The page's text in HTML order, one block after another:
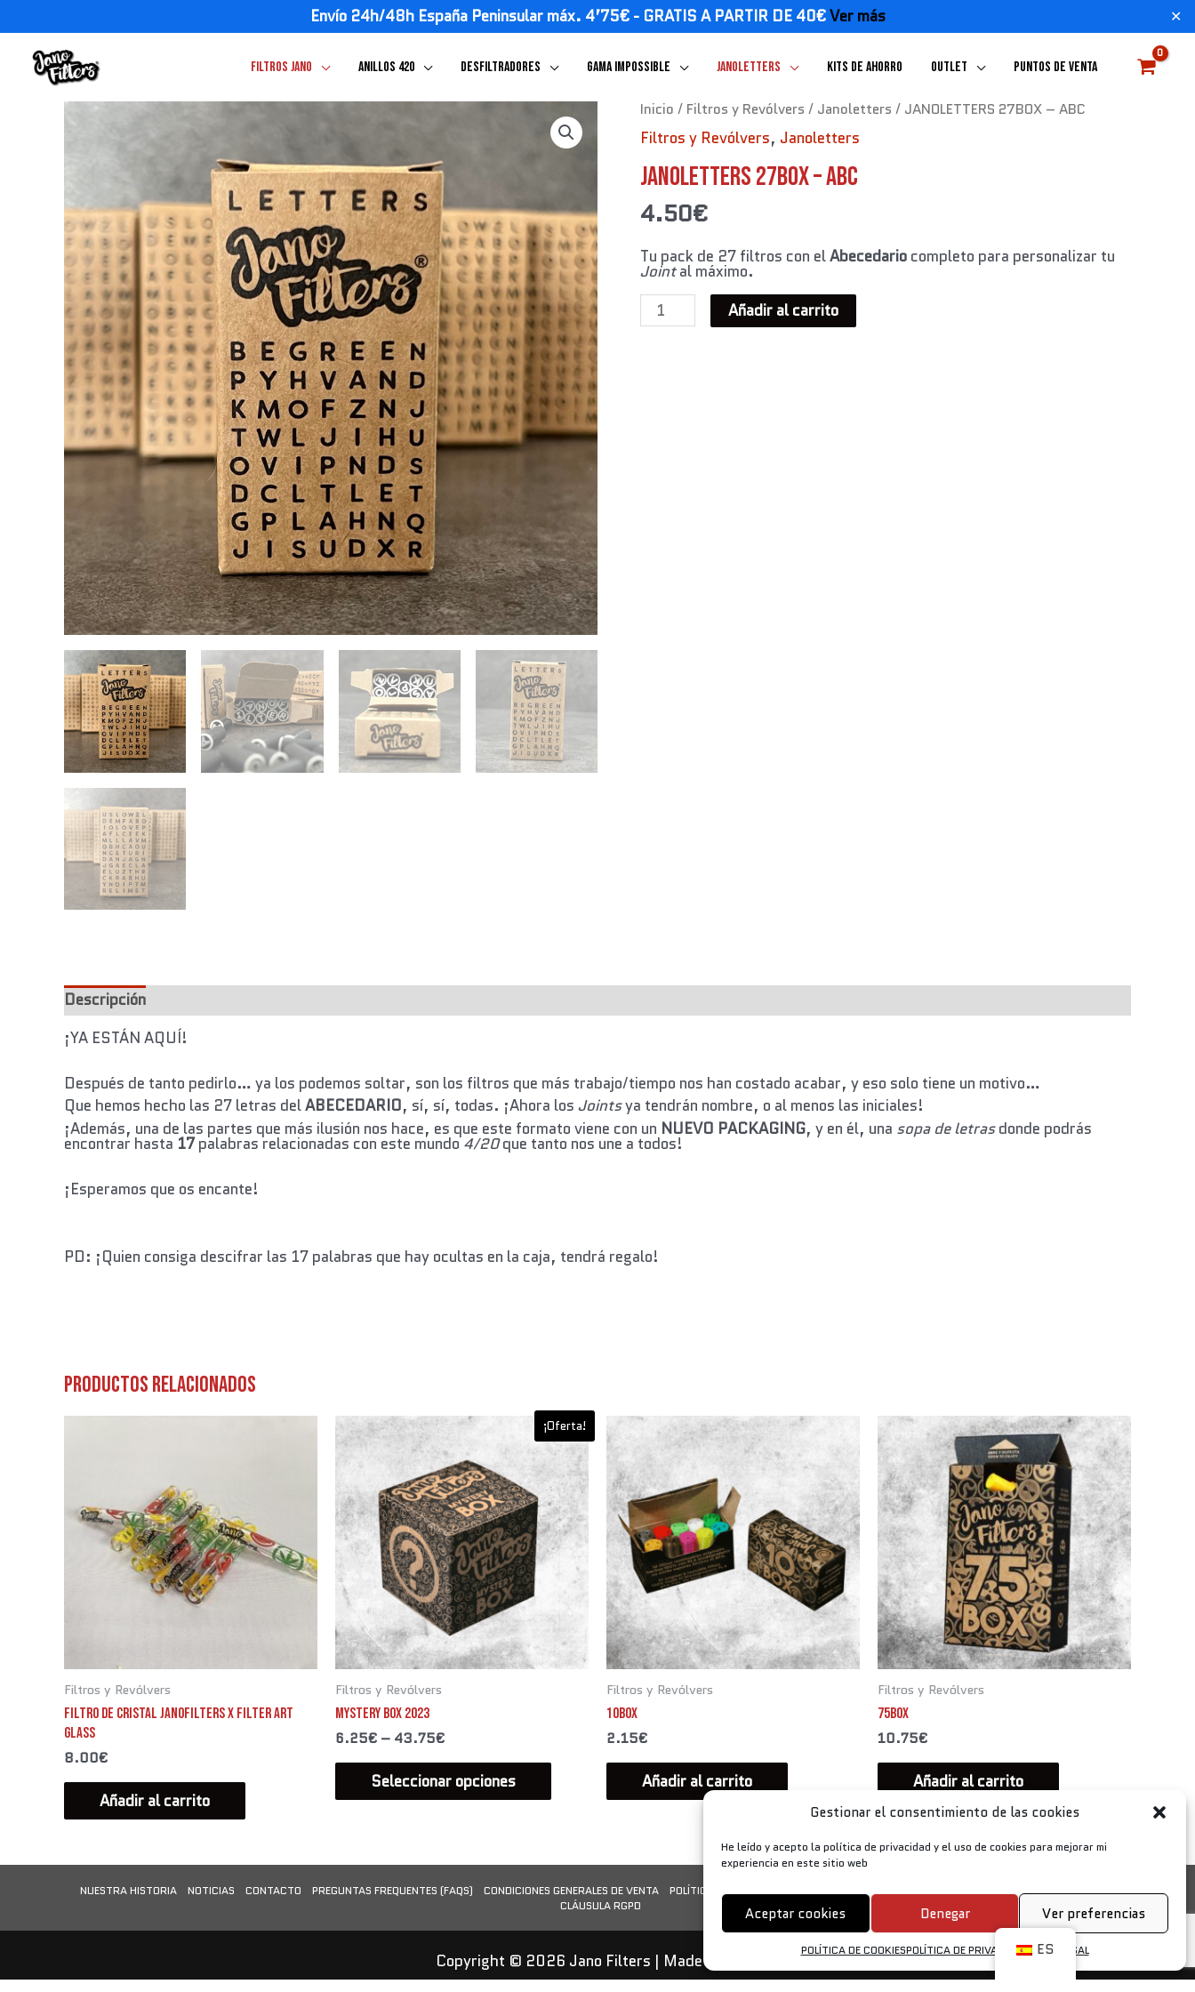
Envío 24h/48h España Peninsular máx. 4’75€ - GRATIS A PARTIR DE 40€Ver más ✕
Gestionar el consentimiento de las cookies
He leído y acepto la política de privacidad y el uso de cookies para mejorar mi
experiencia en este sitio web
Aceptar cookies Denegar Ver preferencias
POLÍTICA DE COOKIESPOLÍTICA DE PRIVACIDADAVISO LEGAL
contenido
FILTROS JANO ANILLOS 420 Desfiltradores GAMA IMPOSSIBLE JANOLETTERS KITS DE AHORRO OUTLET PUNTOS DE VENTA
Inicio / Filtros y Revólvers / Janoletters / JANOLETTERS 27BOX – ABC
Filtros y Revólvers, Janoletters
JANOLETTERS 27BOX – ABC
4.50€
Tu pack de 27 filtros con elAbecedario completo para personalizar tu
Jointal máximo.
JANOLETTERS
-
cantidad
Añadir al carrito
Descripción
¡YA ESTÁN AQUÍ!
Después de tanto pedirlo… ya los podemos soltar, son los filtros que más trabajo/tiempo nos han costado acabar, y eso solo tiene un motivo…
Que hemos hecho las 27 letras delABECEDARIO, sí, sí, todas. ¡Ahora los Jointsya tendrán nombre, o al menos las iniciales!
¡Además, una de las partes que más ilusión nos hace, es que este formato viene con un NUEVO PACKAGING, y en él, una sopa de letrasdonde podrás
encontrar hasta 17palabras relacionadas con este mundo4/20que tanto nos une a todos!
¡Esperamos que os encante!
PD: ¡Quien consiga descifrar las 17 palabras que hay ocultas en la caja, tendrá regalo!
Productos relacionados
Filtros y Revólvers
FILTRO DE CRISTAL JANOFILTERS X FILTER ART
GLASS
8.00€
Añadir al carrito
¡Oferta!
Filtros y Revólvers
MYSTERY BOX 2023
6.25€ – 43.75€
Seleccionar opciones
Este
producto
tiene
múltiples
variantes.
Las
opciones
se
pueden
elegir
página
de
producto
Filtros y Revólvers
10box
2.15€
Añadir al carrito
Filtros y Revólvers
75BOX
10.75€
Añadir al carrito
NUESTRA HISTORIA NOTICIAS CONTACTO PREGUNTAS FREQUENTES (FAQS) CONDICIONES GENERALES DE VENTA POLÍTICA DE PRIVACIDAD POLÍTICA DE COOKIES
AVISO LEGAL
CLÁUSULA RGPD
Copyright © 2026 Jano Filters | Made in Spain
ES